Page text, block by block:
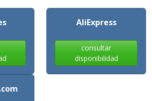
AliExpress
consultar
disponibilidad